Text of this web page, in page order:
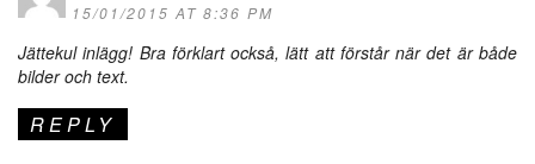
15/01/2015 AT 8:36 PM
Jättekul inlägg! Bra förklart också, lätt att förstår när det är både
bilder och text.
REPLY